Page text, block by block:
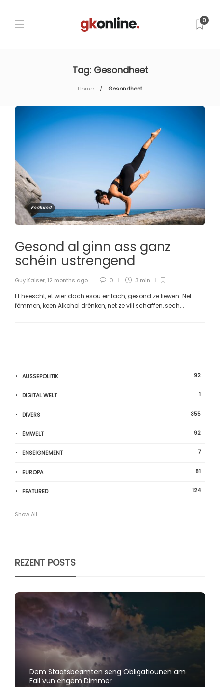
0
Tag: Gesondheet
Home Gesondheet
Featured
Gesond al ginn ass ganz
schéin ustrengend
Guy Kaiser, 12 months ago 0 3 min
Et heescht, et wier dach esou einfach, gesond ze liewen. Net
fëmmen, keen Alkohol drénken, net ze vill schaffen, sech...
AUSSEPOLITIK 92
DIGITAL WELT 1
DIVERS 355
ËMWELT 92
ENSEIGNEMENT 7
EUROPA 81
FEATURED 124
Show All
REZENT POSTS
Dem Staatsbeamten seng Obligatiounen am
Fall vun engem Dimmer